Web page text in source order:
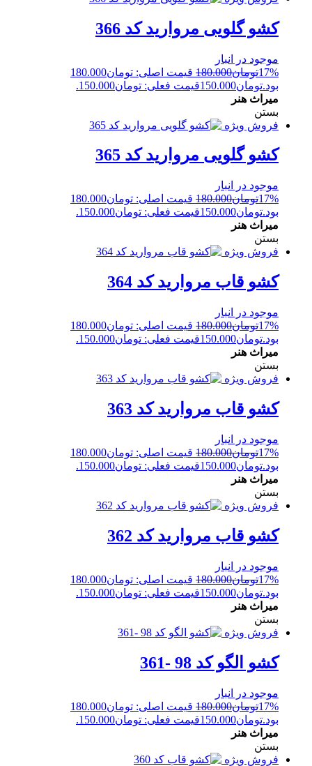
کشو گلویی مروارید کد 366
موجود در انبار
17%تومان180.000
قیمت اصلی: تومان180.000
بود.تومان150.000قیمت فعلی: تومان150.000.
میراث هنر
بستن
فروش ویژه
کشو گلویی مروارید کد 365
موجود در انبار
17%تومان180.000
قیمت اصلی: تومان180.000
بود.تومان150.000قیمت فعلی: تومان150.000.
میراث هنر
بستن
فروش ویژه
کشو قاب مروارید کد 364
موجود در انبار
17%تومان180.000
قیمت اصلی: تومان180.000
بود.تومان150.000قیمت فعلی: تومان150.000.
میراث هنر
بستن
فروش ویژه
کشو قاب مروارید کد 363
موجود در انبار
17%تومان180.000
قیمت اصلی: تومان180.000
بود.تومان150.000قیمت فعلی: تومان150.000.
میراث هنر
بستن
فروش ویژه
کشو قاب مروارید کد 362
موجود در انبار
17%تومان180.000
قیمت اصلی: تومان180.000
بود.تومان150.000قیمت فعلی: تومان150.000.
میراث هنر
بستن
فروش ویژه
کشو الگو کد 98 -361
موجود در انبار
17%تومان180.000
قیمت اصلی: تومان180.000
بود.تومان150.000قیمت فعلی: تومان150.000.
میراث هنر
بستن
فروش ویژه